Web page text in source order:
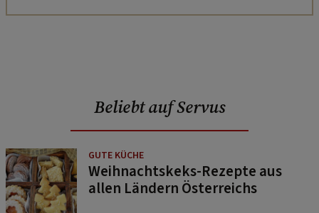
Beliebt auf Servus
GUTE KÜCHE
Weihnachtskeks-Rezepte aus
allen Ländern Österreichs